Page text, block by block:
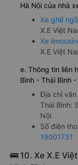
Hà Nội của nhà
Xe ghế
X.E Việt
Xe
X.E Việt
e. Thông tin liên
Bình - Thái Bình -
Địa chỉ văn
Thái Bình:
Nội
Số điện
19001731
🚌 10. Xe X.E